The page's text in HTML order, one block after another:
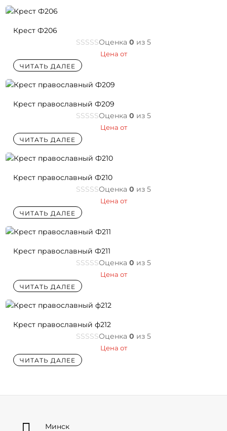
Крест Ф206
Оценка 0 из 5
Цена от
ЧИТАТЬ ДАЛЕЕ
Крест православный Ф209
Оценка 0 из 5
Цена от
ЧИТАТЬ ДАЛЕЕ
Крест православный Ф210
Оценка 0 из 5
Цена от
ЧИТАТЬ ДАЛЕЕ
Крест православный Ф211
Оценка 0 из 5
Цена от
ЧИТАТЬ ДАЛЕЕ
Крест православный ф212
Оценка 0 из 5
Цена от
ЧИТАТЬ ДАЛЕЕ
Минск